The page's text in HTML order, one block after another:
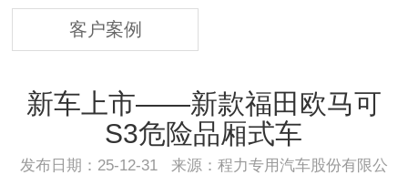
客户案例
新车上市——新款福田欧马可
S3危险品厢式车
发布日期：25-12-31 来源：程力专用汽车股份有限公